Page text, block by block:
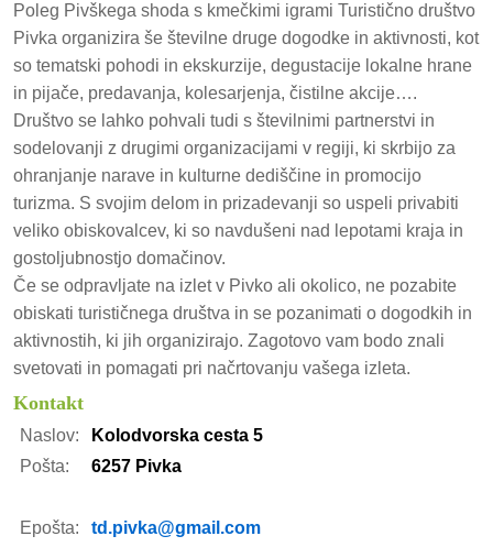
Poleg Pivškega shoda s kmečkimi igrami Turistično društvo
Pivka organizira še številne druge dogodke in aktivnosti, kot
so tematski pohodi in ekskurzije, degustacije lokalne hrane
in pijače, predavanja, kolesarjenja, čistilne akcije….
Društvo se lahko pohvali tudi s številnimi partnerstvi in
sodelovanji z drugimi organizacijami v regiji, ki skrbijo za
ohranjanje narave in kulturne dediščine in promocijo
turizma. S svojim delom in prizadevanji so uspeli privabiti
veliko obiskovalcev, ki so navdušeni nad lepotami kraja in
gostoljubnostjo domačinov.
Če se odpravljate na izlet v Pivko ali okolico, ne pozabite
obiskati turističnega društva in se pozanimati o dogodkih in
aktivnostih, ki jih organizirajo. Zagotovo vam bodo znali
svetovati in pomagati pri načrtovanju vašega izleta.
Kontakt
Naslov:
Kolodvorska cesta 5
Pošta:
6257 Pivka
Epošta:
td.pivka@gmail.com